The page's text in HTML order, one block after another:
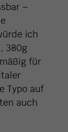
–
ich
380g
für
Typo auf
auch